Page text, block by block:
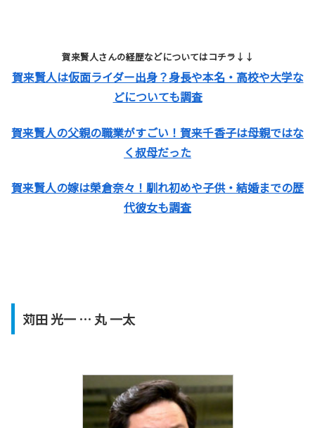
賀来賢人さんの経歴などについてはコチラ↓↓
賀来賢人は仮面ライダー出身？身長や本名・高校や大学な
どについても調査
賀来賢人の父親の職業がすごい！賀来千香子は母親ではな
く叔母だった
賀来賢人の嫁は榮倉奈々！馴れ初めや子供・結婚までの歴
代彼女も調査
苅田 光一 … 丸 一太